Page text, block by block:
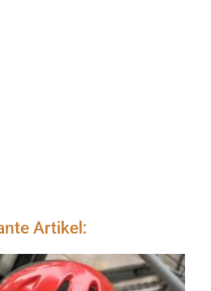
Artikel: